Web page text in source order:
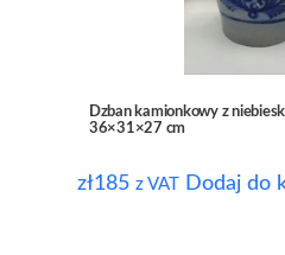
Dzban kamionkowy z
36×31×27 cm
zł185 z VAT Dodaj do